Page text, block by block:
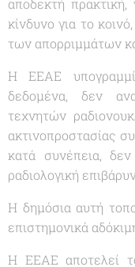
αποδεκτή
κίνδυνο για το
των απορριμμάτων
Η ΕΕΑΕ
δεδομένα, δεν
τεχνητών
ακτινοπροστασίας
κατά συνέπεια,
ραδιολογική
Η δημόσια αυτή
επιστημονικά
Η ΕΕΑΕ αποτελεί